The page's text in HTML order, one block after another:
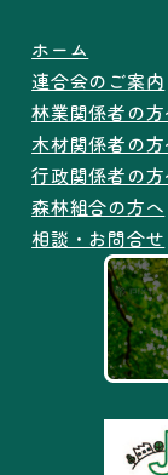
ホーム
連合会のご案内
林業関係者の方
木材関係者の方
行政関係者の方
森林組合の方へ
相談・お問合せ